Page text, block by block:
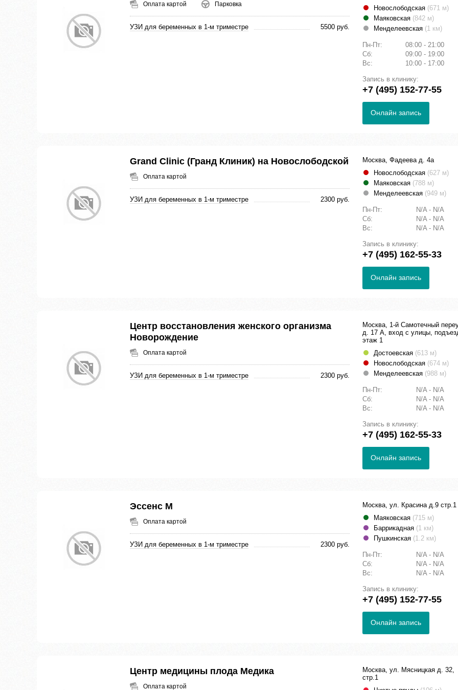
Оплата картой Парковка
УЗИ для беременных в 1-м триместре 5500 руб.
Новослободская (671 м)
Маяковская (842 м)
Менделеевская (1 км)
Пн-Пт:
08:00 - 21:00
Сб:
09:00 - 19:00
Вс:
10:00 - 17:00
Запись в клинику:
+7 (495) 152-77-55
Онлайн запись
Grand Clinic (Гранд Клиник) на Новослободской
Оплата картой
УЗИ для беременных в 1-м триместре 2300 руб.
Москва, Фадеева д. 4а
Новослободская (627 м)
Маяковская (788 м)
Менделеевская (949 м)
Пн-Пт:
N/A - N/A
Сб:
N/A - N/A
Вс:
N/A - N/A
Запись в клинику:
+7 (495) 162-55-33
Онлайн запись
Центр восстановления женского организма
Новорождение
Оплата картой
УЗИ для беременных в 1-м триместре 2300 руб.
Москва, 1-й Самотечный
д. 17 А, вход с улицы,
этаж 1
Достоевская (613 м)
Новослободская (674 м)
Менделеевская (988 м)
Пн-Пт:
N/A - N/A
Сб:
N/A - N/A
Вс:
N/A - N/A
Запись в клинику:
+7 (495) 162-55-33
Онлайн запись
Эссенс М
Оплата картой
УЗИ для беременных в 1-м триместре 2300 руб.
Москва, ул. Красина д.9 стр.1
Маяковская (715 м)
Баррикадная (1 км)
Пушкинская (1.2 км)
Пн-Пт:
N/A - N/A
Сб:
N/A - N/A
Вс:
N/A - N/A
Запись в клинику:
+7 (495) 152-77-55
Онлайн запись
Центр медицины плода Медика
Оплата картой
Москва, ул. Мясницкая д. 32,
стр.1